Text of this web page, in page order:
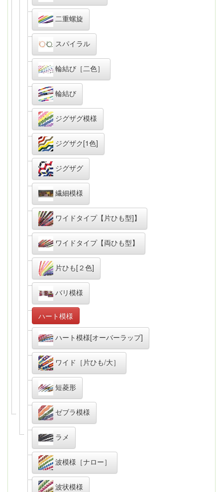
二重螺旋
スパイラル
輪結び［二色］
輪結び
ジグザグ模様
ジグザク[1色]
ジグザグ
繊細模様
ワイドタイプ【片ひも型]】
ワイドタイプ【両ひも型】
片ひも[２色]
バリ模様
ハート模様
ハート模様[オーバーラップ]
ワイド［片ひも/大］
短菱形
ゼブラ模様
ラメ
波模様［ナロー］
波状模様